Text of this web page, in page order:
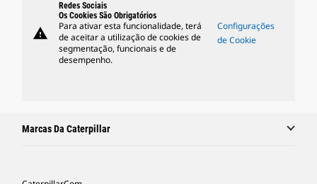
warning
Redes Sociais
Os Cookies São Obrigatórios
Para ativar esta funcionalidade, terá
de aceitar a utilização de cookies de
segmentação, funcionais e de
desempenho.
Configurações
de Cookie
Marcas Da Caterpillar